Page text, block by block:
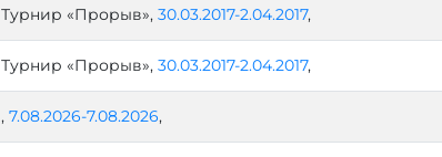
Турнир «Прорыв», 30.03.2017-2.04.2017,
Турнир «Прорыв», 30.03.2017-2.04.2017,
, 7.08.2026-7.08.2026,